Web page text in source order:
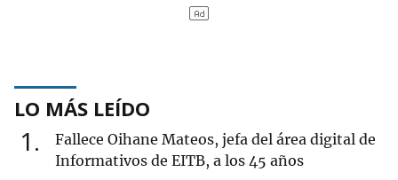
LO MÁS LEÍDO
1
Fallece Oihane Mateos, jefa del área digital de
Informativos de EITB, a los 45 años